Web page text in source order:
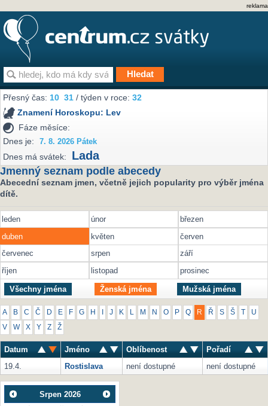
reklama
Přesný čas:10 31 / týden v roce:32
Znamení Horoskopu: Lev
Fáze měsíce:
Dnes je:
7. 8. 2026 Pátek
Dnes má svátek: Lada
Jmenný seznam podle abecedy
Abecední seznam jmen, včetně jejich popularity pro výběr jména
dítě.
leden únor
březen
duben
květen
červen
červenec
srpen
září
říjen
listopad prosinec
Všechny jména Ženská jména Mužská jména
A B C Č D E F G H J K M N O P Q R Ř S Š U
V W X Y Z Ž
Datum Jméno Oblíbenost
Pořadí
19.4.
Rostislava není dostupné není dostupné
Srpen 2026